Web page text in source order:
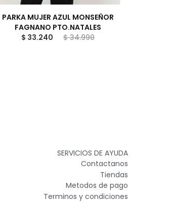
PARKA MUJER AZUL MONSEÑOR
FAGNANO PTO.NATALES
$ 33.240
$ 34.990
SERVICIOS DE AYUDA
Contactanos
Tiendas
Metodos de pago
Terminos y condiciones